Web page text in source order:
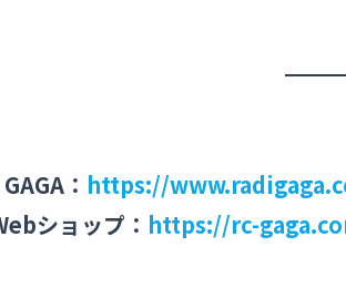
： https://
ショップ： https://rc-